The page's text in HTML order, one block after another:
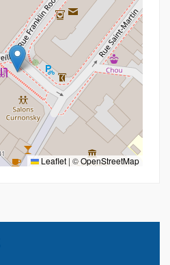
Leaflet | ©OpenStreetMap